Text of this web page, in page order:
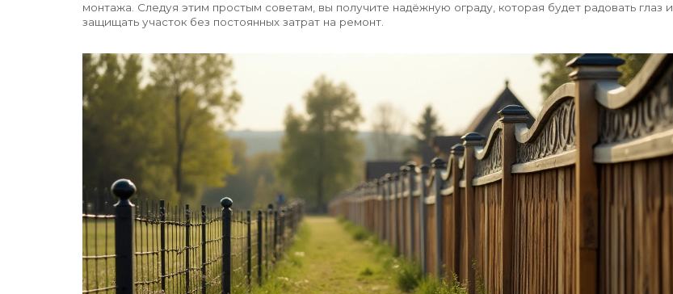
монтажа. Следуя этим простым советам, вы получите надёжную ограду, которая будет радовать глаз и
защищать участок без постоянных затрат на ремонт.